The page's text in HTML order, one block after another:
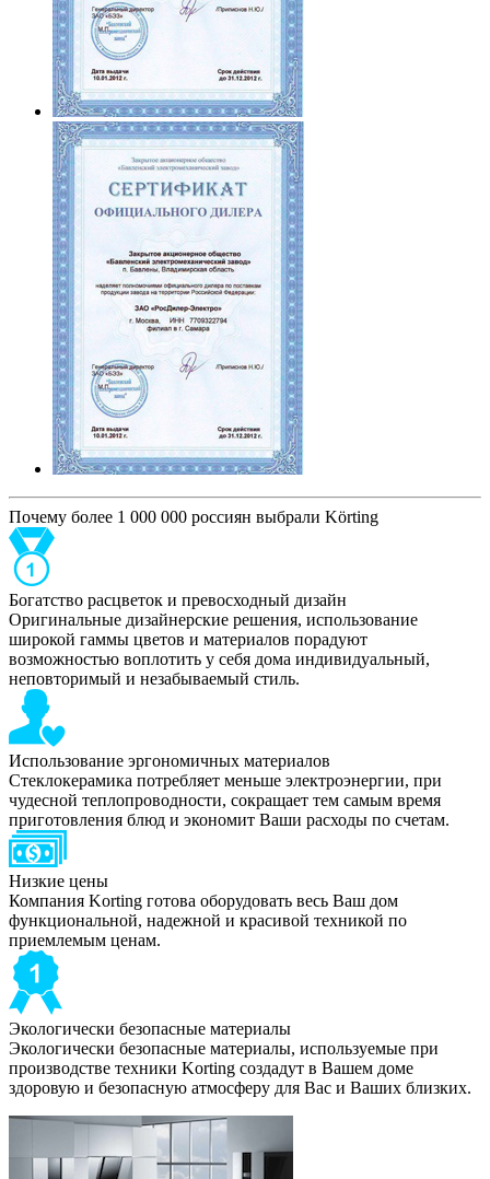
Почему более 1 000 000 россиян выбрали Körting
Богатство расцветок и превосходный дизайн
Оригинальные дизайнерские решения, использование
широкой гаммы цветов и материалов порадуют
возможностью воплотить у себя дома индивидуальный,
неповторимый и незабываемый стиль.
Использование эргономичных материалов
Стеклокерамика потребляет меньше электроэнергии, при
чудесной теплопроводности, сокращает тем самым время
приготовления блюд и экономит Ваши расходы по счетам.
Низкие цены
Компания Korting готова оборудовать весь Ваш дом
функциональной, надежной и красивой техникой по
приемлемым ценам.
Экологически безопасные материалы
Экологически безопасные материалы, используемые при
производстве техники Korting создадут в Вашем доме
здоровую и безопасную атмосферу для Вас и Ваших близких.